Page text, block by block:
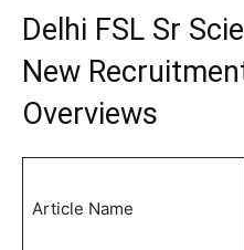
Delhi FSL Sr
New
Overviews
Article Name